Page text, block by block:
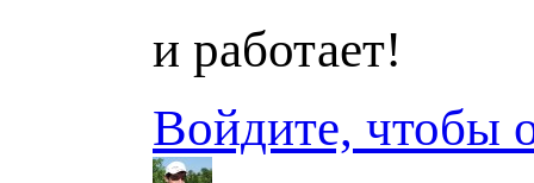
и работает!
Войдите, чтобы